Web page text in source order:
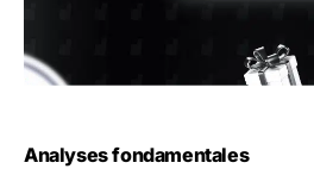
Analyses fondamentales